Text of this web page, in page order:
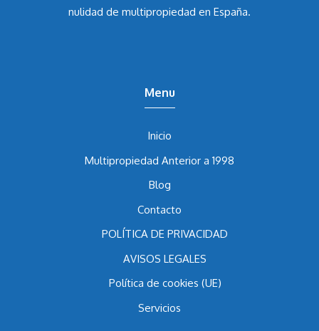
nulidad de multipropiedad en España.
Menu
Inicio
Multipropiedad Anterior a 1998
Blog
Contacto
POLÍTICA DE PRIVACIDAD
AVISOS LEGALES
Política de cookies (UE)
Servicios